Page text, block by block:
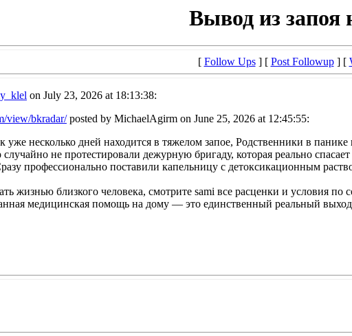
Вывод из запоя
[ Follow Ups] [ Post Followup] [
on July 23, 2026 at 18:13:38:
view/bkradar/posted by MichaelAgirm on June 25, 2026 at 12:45:55:
уже несколько дней находится в тяжелом запое, Родственники в
не протестировали дежурную бригаду, которая реально
профессионально поставили капельницу с детоксикационным
жизнью близкого человека, смотрите sami все расценки и условия
медицинская помощь на дому — это единственный реальный выход,